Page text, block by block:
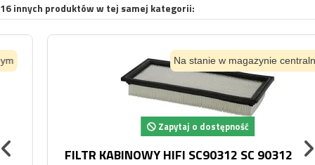
16 innych produktów w tej samej kategorii:
Na stanie w magazynie centralnym
Zapytaj o dostępność
FILTR KABINOWY HIFI SC90312 SC 90312